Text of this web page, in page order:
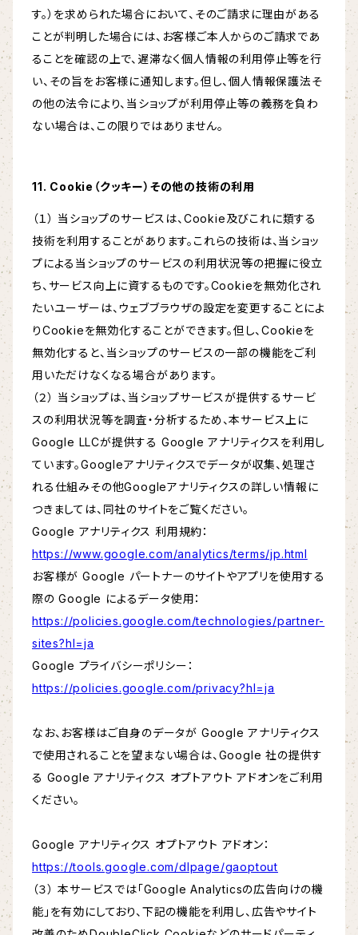
す。）を求められた場合において、そのご請求に理由がある
ことが判明した場合には、お客様ご本人からのご請求であ
ることを確認の上で、遅滞なく個人情報の利用停止等を行
い、その旨をお客様に通知します。但し、個人情報保護法そ
の他の法令により、当ショップが利用停止等の義務を負わ
ない場合は、この限りではありません。
11. Cookie（クッキー）その他の技術の利用
（１） 当ショップのサービスは、Cookie及びこれに類する
技術を利用することがあります。これらの技術は、当ショッ
プによる当ショップのサービスの利用状況等の把握に役立
ち、サービス向上に資するものです。Cookieを無効化され
たいユーザーは、ウェブブラウザの設定を変更することによ
りCookieを無効化することができます。但し、Cookieを
無効化すると、当ショップのサービスの一部の機能をご利
用いただけなくなる場合があります。
（２） 当ショップは、当ショップサービスが提供するサービ
スの利用状況等を調査・分析するため、本サービス上に
Google LLCが提供する Google アナリティクスを利用し
ています。Googleアナリティクスでデータが収集、処理さ
れる仕組みその他Googleアナリティクスの詳しい情報に
つきましては、同社のサイトをご覧ください。
Google アナリティクス 利用規約：
https://www.google.com/analytics/terms/jp.html
お客様が Google パートナーのサイトやアプリを使用する
際の Google によるデータ使用：
https://policies.google.com/technologies/partner-
sites?hl=ja
Google プライバシーポリシー：
https://policies.google.com/privacy?hl=ja
なお、お客様はご自身のデータが Google アナリティクス
で使用されることを望まない場合は、Google 社の提供す
る Google アナリティクス オプトアウト アドオンをご利用
ください。
Google アナリティクス オプトアウト アドオン：
https://tools.google.com/dlpage/gaoptout
（３） 本サービスでは「Google Analyticsの広告向けの機
能」を有効にしており、下記の機能を利用し、広告やサイト